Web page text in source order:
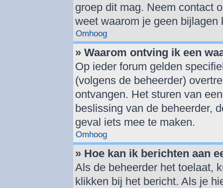
groep dit mag. Neem contact
weet waarom je geen bijlagen
Omhoog
» Waarom ontving ik een
Op ieder forum gelden
(volgens de beheerder)
ontvangen. Het sturen van
beslissing van de beheerder,
geval iets mee te maken.
Omhoog
» Hoe kan ik berichten aan
Als de beheerder het toelaat,
klikken bij het bericht. Als je